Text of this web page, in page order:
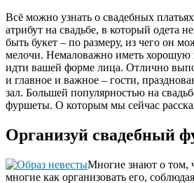
Всё можно узнать о свадебных
атрибут на свадьбе, в который одета
быть букет – по размеру, из чего он
мелочи. Немаловажно иметь хорошую
идти вашей форме лица. Отлично
и главное и важное – гости,
зал. Большей популярностью на
фуршеты. О которым мы сейчас
Организуй свадебный
Многие знают о том,
многие как организовать его,